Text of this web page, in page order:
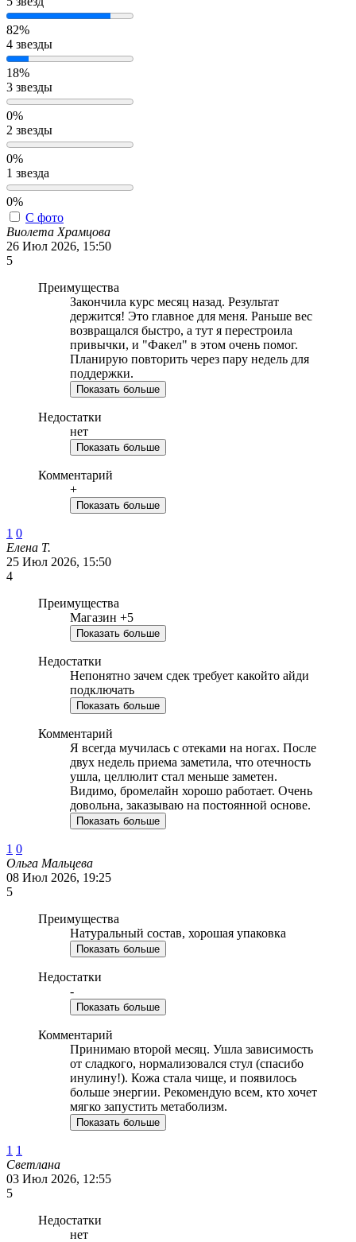
82%
4 звезды
18%
3 звезды
0%
2 звезды
0%
1 звезда
0%
С фото
Виолета Храмцова
26 Июл 2026, 15:50
5
Преимущества
Закончила курс месяц назад. Результат
держится! Это главное для меня. Раньше вес
возвращался быстро, а тут я перестроила
привычки, и "Факел" в этом очень помог.
Планирую повторить через пару недель для
поддержки.
Показать больше
Недостатки
нет
Показать больше
Комментарий
+
Показать больше
1 0
Елена Т.
25 Июл 2026, 15:50
4
Преимущества
Магазин +5
Показать больше
Недостатки
Непонятно зачем сдек требует какойто айди
подключать
Показать больше
Комментарий
Я всегда мучилась с отеками на ногах. После
двух недель приема заметила, что отечность
ушла, целлюлит стал меньше заметен.
Видимо, бромелайн хорошо работает. Очень
довольна, заказываю на постоянной основе.
Показать больше
1 0
Ольга Мальцева
08 Июл 2026, 19:25
5
Преимущества
Натуральный состав, хорошая упаковка
Показать больше
Недостатки
-
Показать больше
Комментарий
Принимаю второй месяц. Ушла зависимость
от сладкого, нормализовался стул (спасибо
инулину!). Кожа стала чище, и появилось
больше энергии. Рекомендую всем, кто хочет
мягко запустить метаболизм.
Показать больше
1 1
Светлана
03 Июл 2026, 12:55
5
Недостатки
нет